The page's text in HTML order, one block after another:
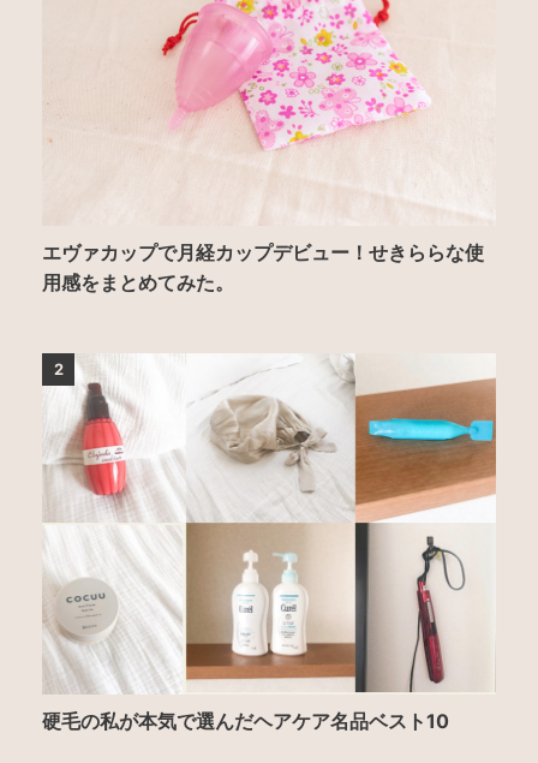
エヴァカップで月経カップデビュー！せきららな使
用感をまとめてみた。
2
硬毛の私が本気で選んだヘアケア名品ベスト10